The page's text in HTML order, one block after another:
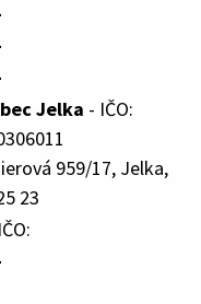
Jelka - IČO:
959/17, Jelka,
23